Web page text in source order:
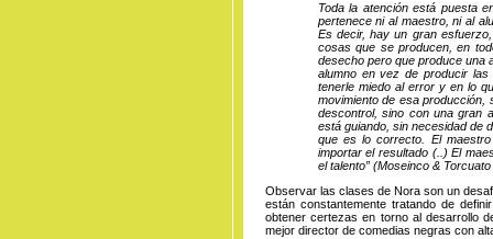
Toda la atención está puesta
pertenece ni al maestro, ni al
Es decir, hay un gran
cosas que se producen, en
desecho pero que produce una
alumno en vez de producir
tenerle miedo al error y en lo
movimiento de esa producción,
descontrol, sino con una gran
está guiando, sin necesidad de
que es lo correcto. El
importar el resultado (..) El
el talento” (Moseinco &
Observar las clases de Nora son un
están constantemente tratando de
obtener certezas en torno al desarrollo
mejor director de comedias negras con